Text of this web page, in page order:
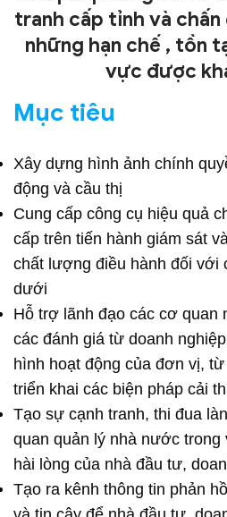
tranh cấp tỉnh và
những hạn chế , tồn
vực được
Mục tiêu
Xây dựng hình ảnh chính
động và cầu thị
Cung cấp công cụ hiệu quả
cấp trên tiến hành giám sát
chất lượng điều hành đối với
dưới
Hỗ trợ lãnh đạo các cơ
các đánh giá từ doanh
hình hoạt động của đơn vị,
triển khai các biện pháp cải
Tạo sự cạnh tranh, thi đua
quan quản lý nhà nước trong
hài lòng của nhà đầu tư,
Tạo ra kênh thông tin phản